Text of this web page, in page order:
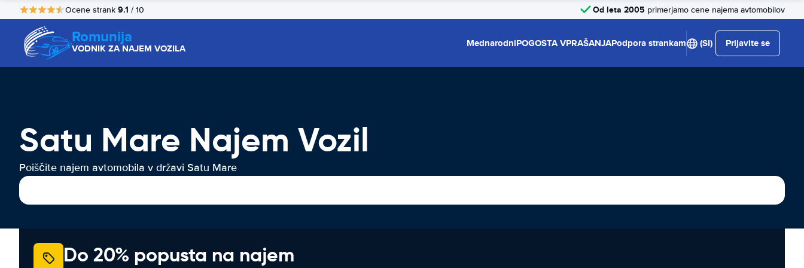
Ocene strank 9.1 / 10 Od leta 2005 primerjamo cene najema avtomobilov
Romunija
VODNIK ZA NAJEM VOZILA MednarodniPOGOSTA VPRAŠANJAPodpora strankam (SI) Prijavite se
Satu Mare Najem Vozil
Poiščite najem avtomobila v državi Satu Mare
Do 20% popusta na najem